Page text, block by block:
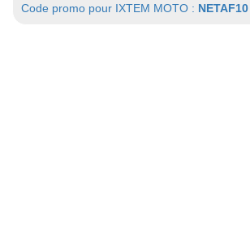
Code promo pour IXTEM MOTO : NETAF10